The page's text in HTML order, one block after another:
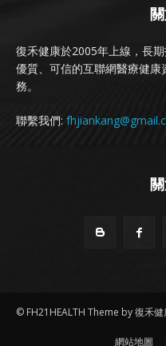
復禾健康於2005年上線，長
優質、可信的互聯網醫療健
務。
聯繫我們:
© FH21HEALTH Theme by 復禾健
網站地圖